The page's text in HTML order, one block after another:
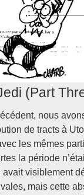
(Part
nous
de tracts à
les mêmes
la période
visiblement
mais cette